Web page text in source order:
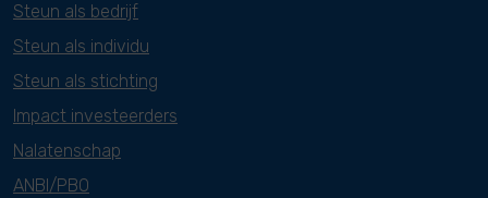
Steun als bedrijf
Steun als individu
Steun als stichting
Impact investeerders
Nalatenschap
ANBI/PBO